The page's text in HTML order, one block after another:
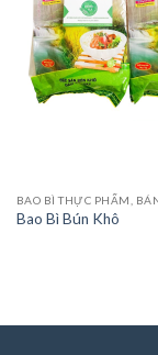
BAO BÌ THỰC PHẨM,
Bao Bì Bún Khô